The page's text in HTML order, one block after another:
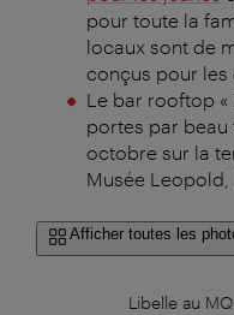
pour toute la
locaux sont de
conçus pour les
Le bar rooftop «
portes par beau
octobre sur la
Musée Leopold,
Afficher toutes les
Libelle au MQ